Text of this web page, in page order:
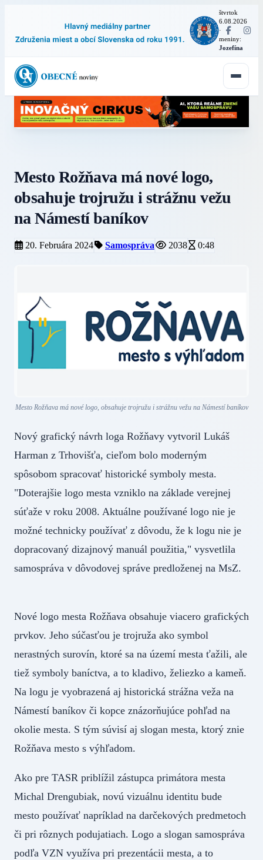
štvrtok
6.08.2026
·
meniny:
Jozefína
Mesto Rožňava má nové logo,
obsahuje trojružu i strážnu vežu
na Námestí baníkov
20. Februára 2024 Samospráva 2038 0:48
Mesto Rožňava má nové logo, obsahuje trojružu i strážnu vežu na Námestí baníkov
Nový grafický návrh loga Rožňavy vytvoril Lukáš
Harman z Trhovišťa, cieľom bolo moderným
spôsobom spracovať historické symboly mesta.
"Doterajšie logo mesta vzniklo na základe verejnej
súťaže v roku 2008. Aktuálne používané logo nie je
možné technicky používať z dôvodu, že k logu nie je
dopracovaný dizajnový manuál použitia," vysvetlila
samospráva v dôvodovej správe predloženej na MsZ.
Nové logo mesta Rožňava obsahuje viacero grafických
prvkov. Jeho súčasťou je trojruža ako symbol
nerastných surovín, ktoré sa na území mesta ťažili, ale
tiež symboly baníctva, a to kladivo, želiezko a kameň.
Na logu je vyobrazená aj historická strážna veža na
Námestí baníkov či kopce znázorňujúce pohľad na
okolie mesta. S tým súvisí aj slogan mesta, ktorý znie
Rožňava mesto s výhľadom.
Ako pre TASR priblížil zástupca primátora mesta
Michal Drengubiak, novú vizuálnu identitu bude
mesto používať napríklad na darčekových predmetoch
či pri rôznych podujatiach. Logo a slogan samospráva
podľa VZN využíva pri prezentácii mesta, a to